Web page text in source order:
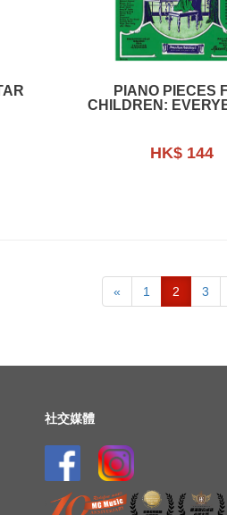
PIANO PIECES
CHILDREN:
HK$ 144
« 1 2 3
社交媒體